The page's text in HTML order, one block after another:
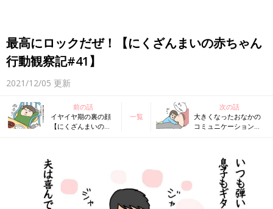
最高にロックだぜ！【にくざんまいの赤ちゃん
行動観察記#41】
2021/12/05 更新
前の話
イヤイヤ期の裏の顔
【にくざんまいの赤
一覧
次の話
大きくなったおなかの
コミュニケーションの